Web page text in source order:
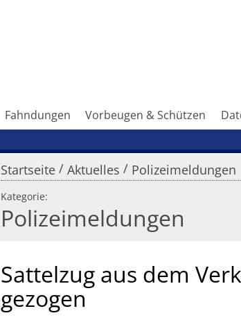
Fahndungen Vorbeugen & Schützen
Startseite / Aktuelles / Polizeimeldungen
Kategorie:
Polizeimeldungen
Sattelzug aus dem
gezogen